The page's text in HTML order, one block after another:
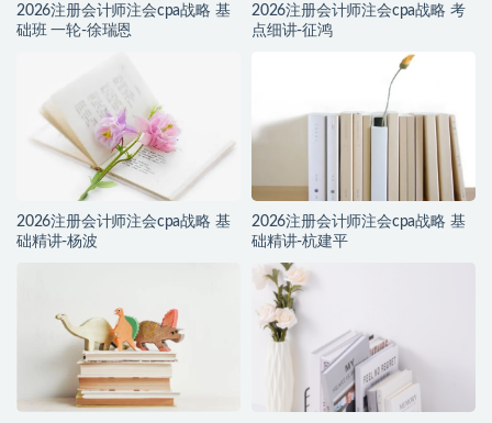
2026注册会计师注会cpa战略 基
础班 一轮-徐瑞恩
2026注册会计师注会cpa战略 考
点细讲-征鸿
2026注册会计师注会cpa战略 基
础精讲-杨波
2026注册会计师注会cpa战略 基
础精讲-杭建平